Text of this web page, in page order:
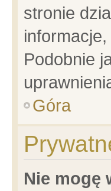
stronie
Podobnie
Góra
Nie mogę